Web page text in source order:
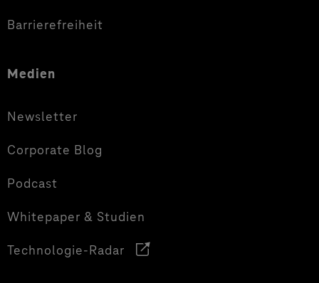
Barrierefreiheit
Medien
Newsletter
Corporate Blog
Podcast
Whitepaper & Studien
Technologie-Radar